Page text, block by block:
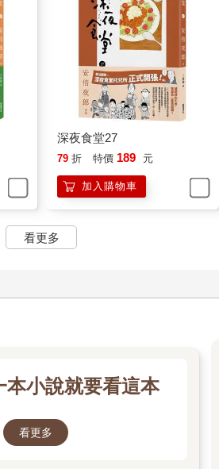
深夜食堂27
79 折 特價 189 元
加入購物車
看更多
本小說就要看這本
看更多